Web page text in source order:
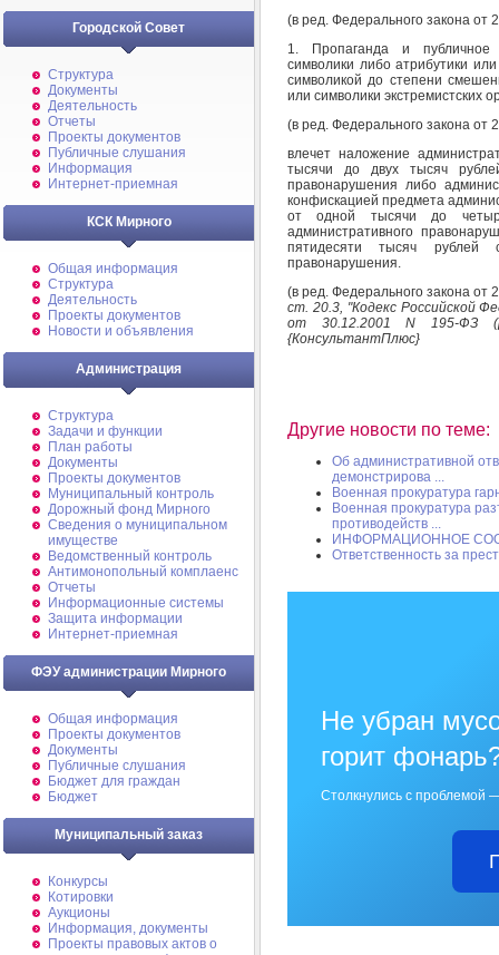
Городской Совет
Структура
Документы
Деятельность
Отчеты
Проекты документов
Публичные слушания
Информация
Интернет-приемная
КСК Мирного
Общая информация
Структура
Деятельность
Проекты документов
Новости и объявления
Администрация
Структура
Задачи и функции
План работы
Документы
Проекты документов
Муниципальный контроль
Дорожный фонд Мирного
Cведения о муниципальном
имуществе
Ведомственный контроль
Антимонопольный комплаенс
Отчеты
Информационные системы
Защита информации
Интернет-приемная
ФЭУ администрации Мирного
Общая информация
Проекты документов
Документы
Публичные слушания
Бюджет для граждан
Бюджет
Муниципальный заказ
Конкурсы
Котировки
Аукционы
Информация, документы
Проекты правовых актов о
(в ред. Федерального закона от
1. Пропаганда и публичное
символики либо атрибутики
символикой до степени
или символики экстремистских
(в ред. Федерального закона от
влечет наложение
тысячи до двух тысяч
правонарушения либо
конфискацией предмета
от одной тысячи до
административного
пятидесяти тысяч рублей
правонарушения.
(в ред. Федерального закона от
ст. 20.3, "Кодекс Российской
от 30.12.2001 N 195-ФЗ
{КонсультантПлюс}
Другие новости по теме:
Об административной
демонстрирова ...
Военная прокуратура
Военная прокуратура
противодейств ...
ИНФОРМАЦИОННОЕ
Ответственность за
Не убран
горит
Столкнулись с проблемой